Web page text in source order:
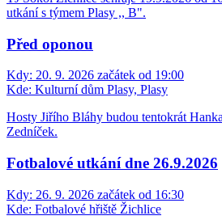
utkání s týmem Plasy ,, B".
Před oponou
Kdy: 20. 9. 2026 začátek od 19:00
Kde: Kulturní dům Plasy, Plasy
Hosty Jiřího Bláhy budou tentokrát
Zedníček.
Fotbalové utkání dne 26.9.2026
Kdy: 26. 9. 2026 začátek od 16:30
Kde: Fotbalové hřiště Žichlice